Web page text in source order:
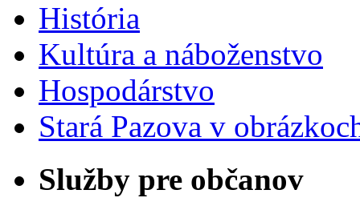
História
Kultúra a náboženstvo
Hospodárstvo
Stará Pazova v
Služby pre občanov